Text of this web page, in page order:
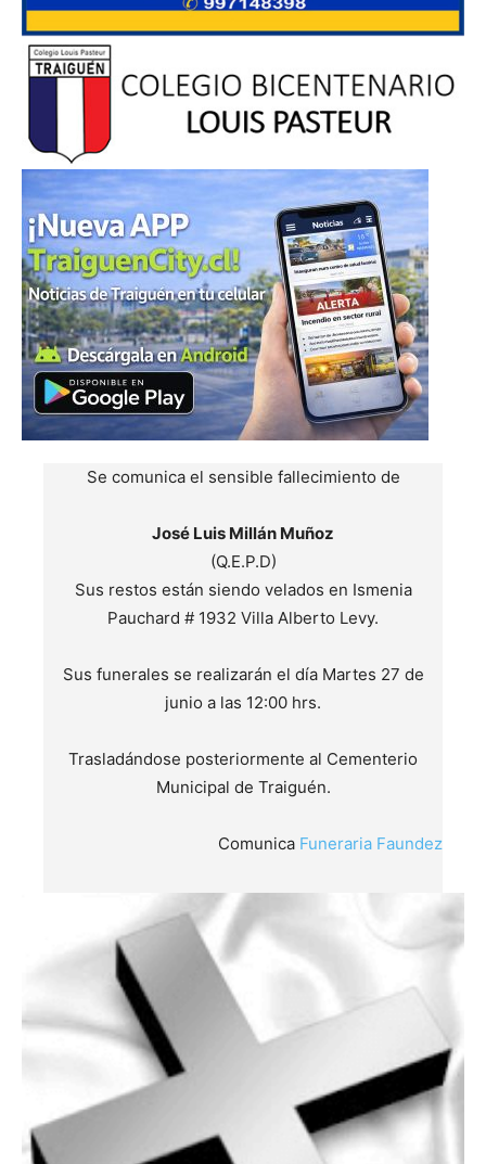
Se comunica el sensible fallecimiento de
José Luis Millán Muñoz
(Q.E.P.D)
Sus restos están siendo velados en Ismenia
Pauchard # 1932 Villa Alberto Levy.
Sus funerales se realizarán el día Martes 27 de
junio a las 12:00 hrs.
Trasladándose posteriormente al Cementerio
Municipal de Traiguén.
Comunica Funeraria Faundez